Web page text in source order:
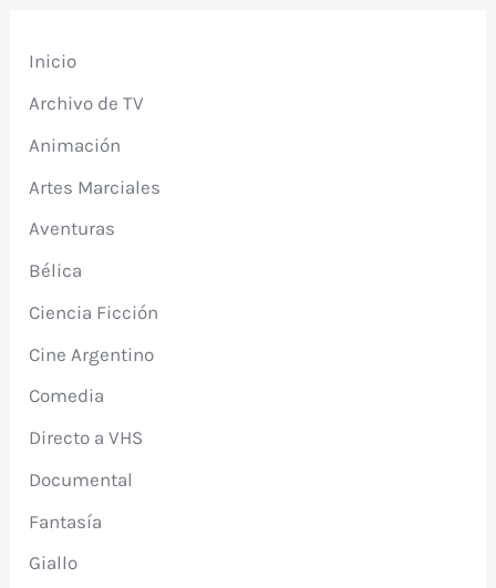
Inicio
Archivo de TV
Animación
Artes Marciales
Aventuras
Bélica
Ciencia Ficción
Cine Argentino
Comedia
Directo a VHS
Documental
Fantasía
Giallo